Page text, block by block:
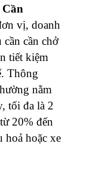
Cần
vị, doanh
cần chở
tiết kiệm
Thông
nằm
tối đa là 2
20% đến
hoả hoặc xe